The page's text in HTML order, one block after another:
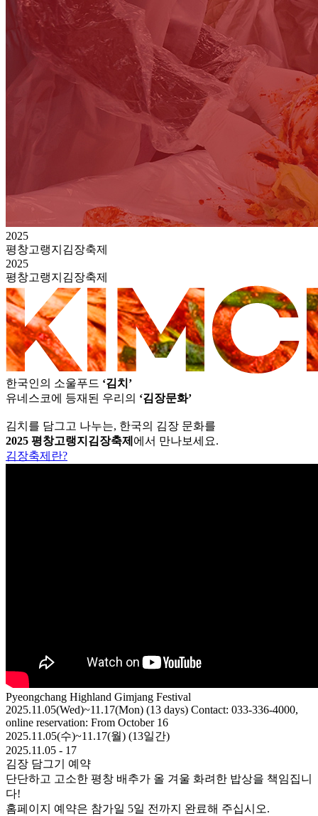
2025
평창고랭지김장축제
2025
평창고랭지김장축제
한국인의 소울푸드 ‘김치’
유네스코에 등재된 우리의 ‘김장문화’
김치를 담그고 나누는, 한국의 김장 문화를
2025 평창고랭지김장축제 에서 만나보세요.
김장축제란?
Pyeongchang Highland Gimjang Festival
2025.11.05(Wed)~11.17(Mon) (13 days) Contact: 033-336-4000,
online reservation: From October 16
2025.11.05(수)~11.17(월) (13일간)
2025.11.05 - 17
김장 담그기 예약
단단하고 고소한 평창 배추가 올 겨울 화려한 밥상을 책임집니
다!
홈페이지 예약은 참가일 5일 전까지 완료해 주십시오.